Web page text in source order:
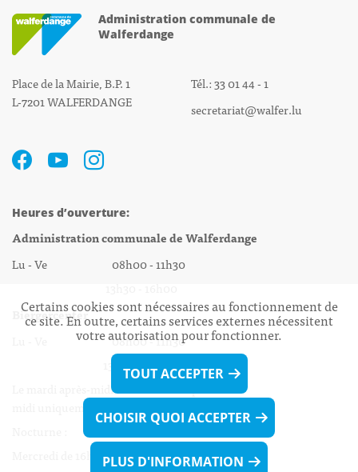
Administration communale de
Walferdange
Place de la Mairie, B.P. 1
L-7201 WALFERDANGE
Tél.: 33 01 44 - 1
secretariat@walfer.lu
Heures d’ouverture:
Administration communale de Walferdange
Lu - Ve 08h00 - 11h30
Biergercenter
Lu - Ve 08h00 - 11h30
13h30 - 16h00
Le mardi après-midi et le vendredi après-
midi uniquement sur Rdv.
Mercredi de 16h00 - 18h45 uniquement sur Rdv
Certains cookies sont nécessaires au fonctionnement de
ce site. En outre, certains services externes nécessitent
votre autorisation pour fonctionner.
TOUT ACCEPTER
CHOISIR QUOI ACCEPTER
PLUS D'INFORMATION